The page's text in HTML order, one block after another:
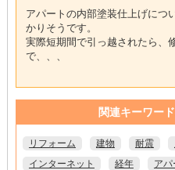
アパートの内部塗装仕上げにつ
かりそうです。
実際短期間で引っ越されたら、
で、、、
関連キーワー
リフォーム 建物 耐震
インターネット
経年 ア